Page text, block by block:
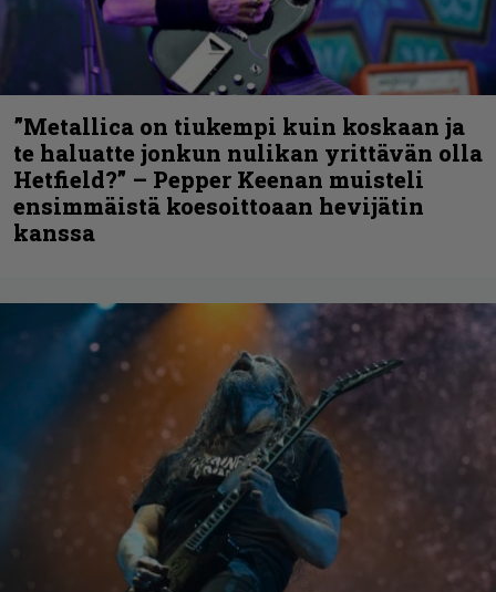
”Metallica on tiukempi kuin koskaan ja
te haluatte jonkun nulikan yrittävän olla
Hetfield?” – Pepper Keenan muisteli
ensimmäistä koesoittoaan hevijätin
kanssa